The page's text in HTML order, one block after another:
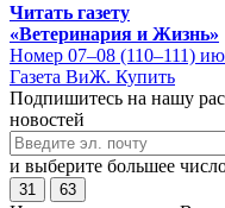
Читать газету
«Ветеринария и Жизнь»
Номер 07–08 (110–111)
Газета ВиЖ. Купить
Подпишитесь на нашу
новостей
и выберите большее
31 63